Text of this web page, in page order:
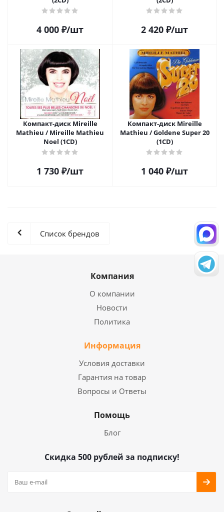
4 000 ₽/шт 2 420 ₽/шт
Компакт-диск Mireille
Mathieu / Mireille Mathieu
Noel (1CD)
1 730 ₽/шт
Компакт-диск Mireille
Mathieu / Goldene Super 20
(1CD)
1 040 ₽/шт
Список брендов
Компания
О компании
Новости
Политика
Информация
Условия доставки
Гарантия на товар
Вопросы и Ответы
Помощь
Блог
Скидка 500 рублей за подписку!